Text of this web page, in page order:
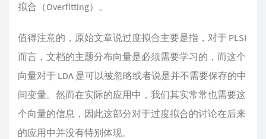
拟合（Overfitting）。
值得注意的，原始文章说过度拟合主要是指，对于 PLSI
而言，文档的主题分布向量是必须需要学习的，而这个
向量对于 LDA 是可以被忽略或者说是并不需要保存的中
间变量。然而在实际的应用中，我们其实常常也需要这
个向量的信息，因此这部分对于过度拟合的讨论在后来
的应用中并没有特别体现。